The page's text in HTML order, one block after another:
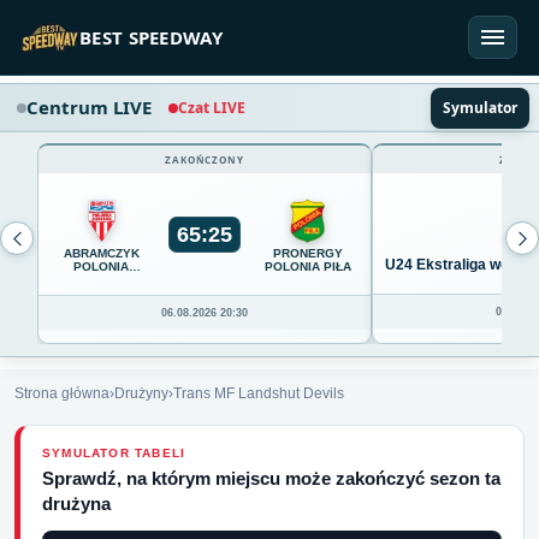
BEST SPEEDWAY
Centrum LIVE Czat LIVE Symulator
ZAKOŃCZONY
ABRAMCZYK
POLONIA
65:25
PRONERGY
POLONIA PIŁA
06.08.2026 20:30
U24 Ekstraliga we
Strona główna›Drużyny›Trans MF Landshut Devils
SYMULATOR TABELI
Sprawdź, na którym miejscu może zakończyć sezon ta
drużyna